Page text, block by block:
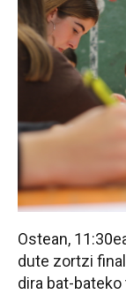
Ostean,
dute zortzi
dira bat-